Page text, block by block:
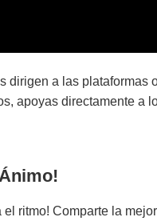
dirigen a las plataformas
apoyas directamente a
el ritmo! Comparte la